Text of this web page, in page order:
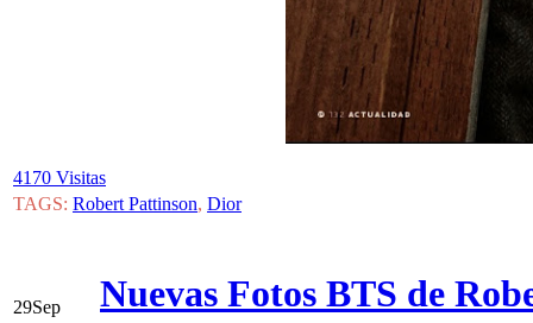
4170 Visitas
TAGS: Robert Pattinson, Dior
29Sep Nuevas Fotos BTS de